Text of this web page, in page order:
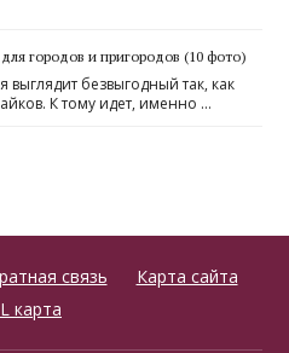
городов и пригородов (10 фото)
выглядит безвыгодный так, как
К тому идет, именно …
связь
Карта сайта
карта